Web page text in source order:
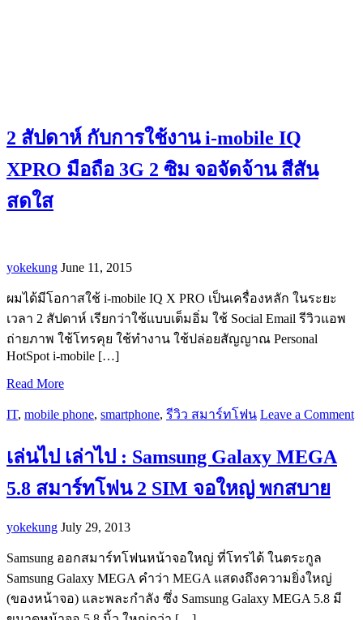
2 สัปดาห์ กับการใช้งาน i-mobile IQ
XPRO มือถือ 3G 2 ซิม จอจัดจ้าน สีสัน
สดใส
yokekung June 11, 2015
ผมได้มีโอกาสใช้ i-mobile IQ X PRO เป็นเครื่องหลัก ในระยะ
เวลา 2 สัปดาห์ เรียกว่าใช้แบบเต็มอิ่ม ใช้ Social Email รีวิวแอพ
ถ่ายภาพ ใช้โทรคุย ใช้ทำงาน ใช้ปล่อยสัญญาณ Personal
HotSpot i-mobile […]
Read More
IT, mobile phone, smartphone, รีวิว สมาร์ทโฟน Leave a Comment
เล่นไป เล่าไป : Samsung Galaxy MEGA
5.8 สมาร์ทโฟน 2 SIM จอใหญ่ พกสบาย
yokekung July 29, 2013
Samsung ออกสมาร์ทโฟนหน้าจอใหญ่ ที่โทรได้ ในตระกูล
Samsung Galaxy MEGA คำว่า MEGA แสดงถึงความยิ่งใหญ่
(ของหน้าจอ) และพละกำลัง ซึ่ง Samsung Galaxy MEGA 5.8 มี